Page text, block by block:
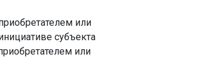
или
субъекта
или